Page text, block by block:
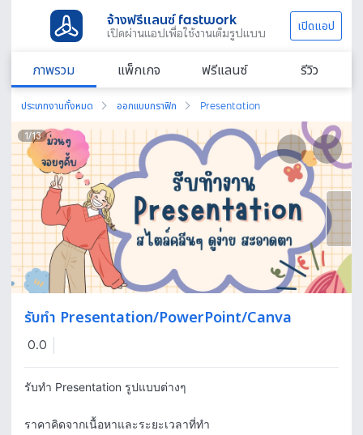
จ้างฟรีแลนซ์ fastwork
เปิดผ่านแอปเพื่อใช้งานเต็มรูปแบบ เปิดแอป
ภาพรวม แพ็กเกจ ฟรีแลนซ์ รีวิว
ประเภทงานทั้งหมด ออกแบบกราฟิก Presentation
1/13
รับทำ Presentation/PowerPoint/Canva
0.0
รับทำ Presentation รูปแบบต่างๆ
ราคาคิดจากเนื้อหาและระยะเวลาที่ทำ